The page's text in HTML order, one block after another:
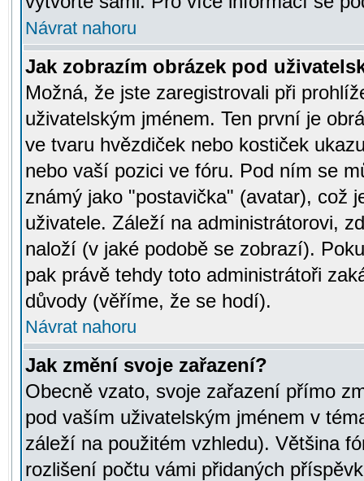
Návrat nahoru
Jak zobrazím obrázek pod
Možná, že jste zaregistrovali při
uživatelským jménem. Ten první je
ve tvaru hvězdiček nebo kostiček
nebo vaší pozici ve fóru. Pod ním se
známý jako "postavička" (avatar), což
uživatele. Záleží na administrátorovi,
naloží (v jaké podobě se zobrazí).
pak právě tehdy toto administrátoři
důvody (věříme, že se hodí).
Návrat nahoru
Jak změní svoje zařazení?
Obecně vzato, svoje zařazení přímo
pod vaším uživatelským jménem v
záleží na použitém vzhledu). Většina
rozlišení počtu vámi přidaných